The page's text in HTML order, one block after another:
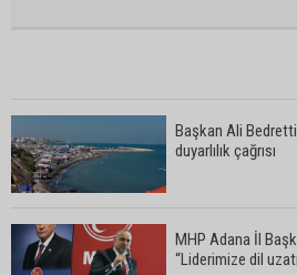
Başkan Ali
duyarlılık çağrısı
MHP Adana İl
“Liderimize dil